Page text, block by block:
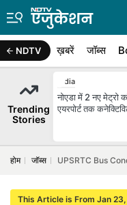
NDTV ख़बरें जॉब्स
Trending
Stories
India
नोएडा में 2 नए मेट्रो
एयरपोर्ट तक
होम जॉब्स UPSRTC Bus
This Article is From Jan